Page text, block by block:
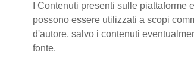
I Contenuti presenti sulle
possono essere utilizzati a scopi
d'autore, salvo i contenuti
fonte.